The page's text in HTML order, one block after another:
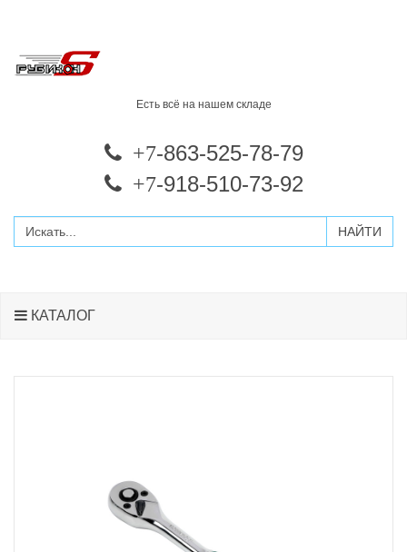
Есть всё на нашем складе
+7-863-525-78-79
+7-918-510-73-92
КАТАЛОГ